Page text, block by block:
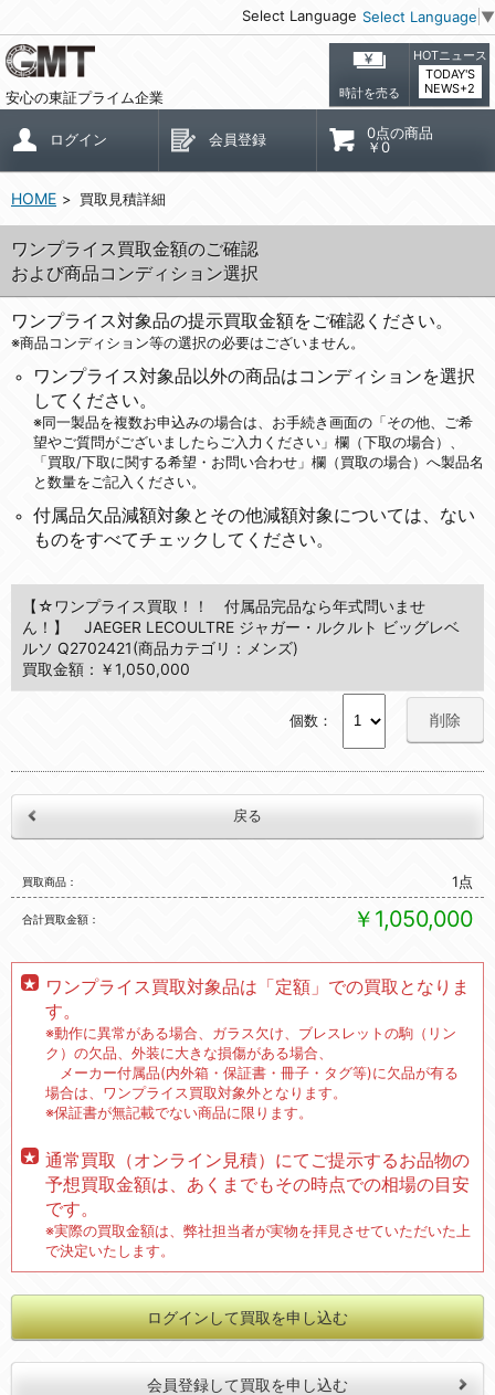
Select Language Select Language ▼
安心の東証プライム企業 時計を売る
HOTニュース
TODAY'S
NEWS+2
ログイン 会員登録
0点の商品
￥0
HOME 買取見積詳細
ワンプライス買取金額のご確認
および商品コンディション選択
ワンプライス対象品の提示買取金額をご確認ください。
※商品コンディション等の選択の必要はございません。
ワンプライス対象品以外の商品はコンディションを選択
してください。
※同一製品を複数お申込みの場合は、お手続き画面の「その他、ご希
望やご質問がございましたらご入力ください」欄（下取の場合）、
「買取/下取に関する希望・お問い合わせ」欄（買取の場合）へ製品名
と数量をご記入ください。
付属品欠品減額対象とその他減額対象については、ない
ものをすべてチェックしてください。
【☆ワンプライス買取！！ 付属品完品なら年式問いませ
ん！】 JAEGER LECOULTRE ジャガー・ルクルト ビッグレベ
ルソ Q2702421(商品カテゴリ：メンズ)
買取金額：￥1,050,000
個数： 削除
買取商品 1点
合計買取金額 ￥1,050,000
ワンプライス買取対象品は「定額」での買取となりま
す。
※動作に異常がある場合、ガラス欠け、ブレスレットの駒（リン
ク）の欠品、外装に大きな損傷がある場合、
メーカー付属品(内外箱・保証書・冊子・タグ等)に欠品が有る
場合は、ワンプライス買取対象外となります。
※保証書が無記載でない商品に限ります。
通常買取（オンライン見積）にてご提示するお品物の
予想買取金額は、あくまでもその時点での相場の目安
です。
※実際の買取金額は、弊社担当者が実物を拝見させていただいた上
で決定いたします。
ログインして買取を申し込む
会員登録して買取を申し込む